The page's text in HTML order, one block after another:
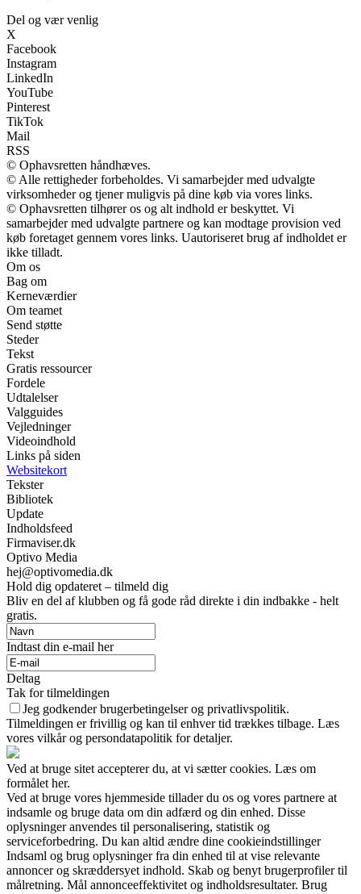
Del og vær venlig
X
Facebook
Instagram
LinkedIn
YouTube
Pinterest
TikTok
Mail
RSS
© Ophavsretten håndhæves.
© Alle rettigheder forbeholdes. Vi samarbejder med udvalgte
virksomheder og tjener muligvis på dine køb via vores links.
© Ophavsretten tilhører os og alt indhold er beskyttet. Vi
samarbejder med udvalgte partnere og kan modtage provision ved
køb foretaget gennem vores links. Uautoriseret brug af indholdet er
ikke tilladt.
Om os
Bag om
Kerneværdier
Om teamet
Send støtte
Steder
Tekst
Gratis ressourcer
Fordele
Udtalelser
Valgguides
Vejledninger
Videoindhold
Links på siden
Websitekort
Tekster
Bibliotek
Update
Indholdsfeed
Firmaviser.dk
Optivo Media
hej@optivomedia.dk
Hold dig opdateret – tilmeld dig
Bliv en del af klubben og få gode råd direkte i din indbakke - helt
gratis.
Indtast din e-mail her
Deltag
Tak for tilmeldingen
Jeg godkender brugerbetingelser og privatlivspolitik.
Tilmeldingen er frivillig og kan til enhver tid trækkes tilbage. Læs
vores vilkår og persondatapolitik for detaljer.
Ved at bruge sitet accepterer du, at vi sætter cookies. Læs om
formålet her.
Ved at bruge vores hjemmeside tillader du os og vores partnere at
indsamle og bruge data om din adfærd og din enhed. Disse
oplysninger anvendes til personalisering, statistik og
serviceforbedring. Du kan altid ændre dine cookieindstillinger
Indsaml og brug oplysninger fra din enhed til at vise relevante
annoncer og skræddersyet indhold. Skab og benyt brugerprofiler til
målretning. Mål annonceeffektivitet og indholdsresultater. Brug